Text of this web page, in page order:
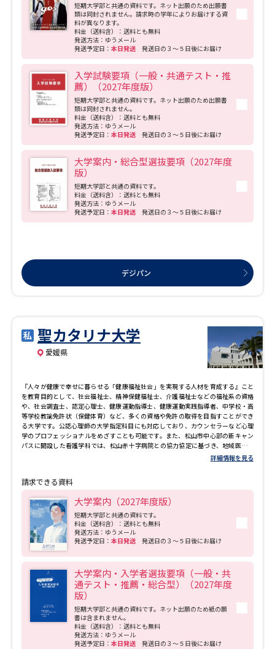
短期大学部と共通の資料です。ネット出願のため出願書
類は同封されません。請求時の学年によりお届けする資
料が異なります。
料金（送料含）：送料とも無料
発送方法：ゆうメール
発送予定日： 本日発送 発送日の３～５日後にお届け
入学試験要項（一般・共通テスト・推
薦）（2027年度版）
短期大学部と共通の資料です。ネット出願のため出願書
類は同封されません。
料金（送料含）：送料とも無料
発送方法：ゆうメール
発送予定日： 本日発送 発送日の３～５日後にお届け
大学案内・総合型選抜要項（2027年度
版）
短期大学部と共通の資料です。
料金（送料含）：送料とも無料
発送方法：ゆうメール
発送予定日： 本日発送 発送日の３～５日後にお届け
デジパン
聖カタリナ大学
愛媛県
『人々が健康で幸せに暮らせる「健康福祉社会」を実現する人材を育成する』こと
を教育目的として、社会福祉士、精神保健福祉士、介護福祉士などの福祉系の資格
や、社会調査士、認定心理士、健康運動指導士、健康運動実践指導者、中学校・高
等学校教諭免許状（保健体育）など、多くの資格や免許の取得を目指すことができ
る大学です。公認心理師の大学指定科目にも対応しており、カウンセラーなど心理
学のプロフェッショナルをめざすことも可能です。また、松山市中心部の新キャン
パスに開設した看護学科では、松山赤十字病院との協力協定に基づき、地域医療に
詳細情報を見る
請求できる資料
大学案内（2027年度版）
短期大学部と共通の資料です。
料金（送料含）：送料とも無料
発送方法：ゆうメール
発送予定日： 本日発送 発送日の３～５日後にお届け
大学案内・入学者選抜要項（一般・共
通テスト・推薦・総合型）（2027年度
版）
短期大学部と共通の資料です。ネット出願のため紙の願
書は含まれません。
料金（送料含）：送料とも無料
発送方法：ゆうメール
発送予定日： 本日発送 発送日の３～５日後にお届け